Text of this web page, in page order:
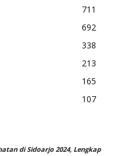
711
692
338
213
165
107
di Sidoarjo 2024, Lengkap